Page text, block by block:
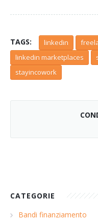
TAGS: linkedin
linkedin marketplaces
stayincowork
CATEGORIE
Bandi finanziamento